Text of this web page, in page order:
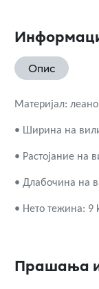
Опис
Материјал:
• Ширина на
• Растојание на
• Длабочина на
• Нето тежина: 9
Прашања